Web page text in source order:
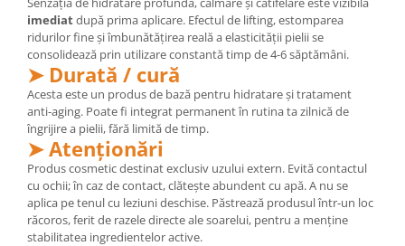
imediatdupă prima aplicare. Efectul de lifting, estomparea
ridurilor fine și îmbunătățirea reală a elasticității pielii se
consolidează prin utilizare constantă timp de 4-6 săptămâni.
➤ Durată / cură
Acesta este un produs de bază pentru hidratare și tratament
anti-aging. Poate fi integrat permanent în rutina ta zilnică de
îngrijire a pielii, fără limită de timp.
➤ Atenționări
Produs cosmetic destinat exclusiv uzului extern. Evită contactul
cu ochii; în caz de contact, clătește abundent cu apă. A nu se
aplica pe tenul cu leziuni deschise. Păstrează produsul într-un loc
răcoros, ferit de razele directe ale soarelui, pentru a menține
stabilitatea ingredientelor active.